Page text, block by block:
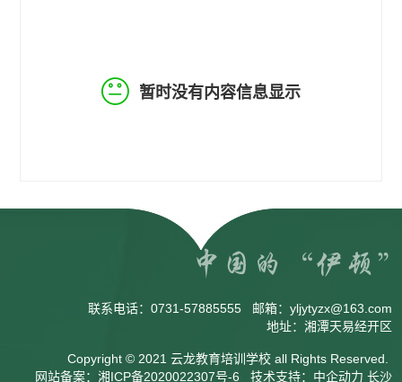
暂时没有内容信息显示
联系电话： 0731-57885555邮箱： yljytyzx@163.com
地址：湘潭天易经开区
Copyright © 2021 云龙教育培训学校 all Rights Reserved.
网站备案： 湘ICP备2020022307号-6 技术支持： 中企动力 长沙